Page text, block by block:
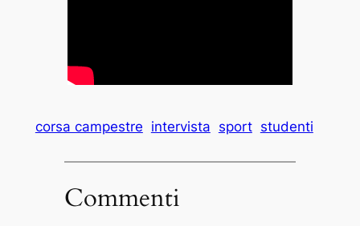
corsa campestre intervista sport studenti
Commenti